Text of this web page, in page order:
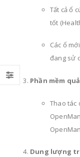
Tất cả ổ
tốt
Các ổ
đang sử
Phần mềm
Thao tác
Dung lượng